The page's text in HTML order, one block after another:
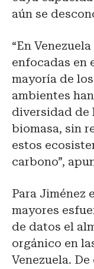
aún se
“En
enfocadas en
mayoría de
ambientes
diversidad de
biomasa, sin
estos
carbono”,
Para Jiménez
mayores
de datos el
orgánico en
Venezuela.